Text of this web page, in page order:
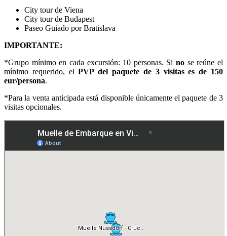
City tour de Viena
City tour de Budapest
Paseo Guiado por Bratislava
IMPORTANTE:
*Grupo mínimo en cada excursión: 10 personas. Sino se reúne el
mínimo requerido, elPVP del paquete de 3 visitas es de 150
eur/persona.
*Para la venta anticipada está disponible únicamente el paquete de 3
visitas opcionales.